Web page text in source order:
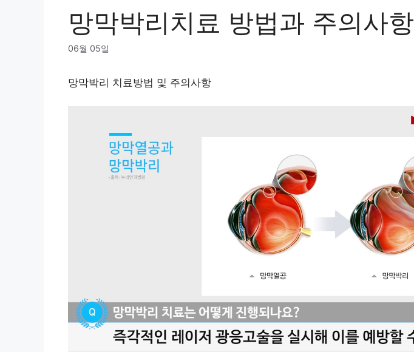
망막박리치료 방법과 주의사항
06월 05일
망막박리 치료방법 및 주의사항